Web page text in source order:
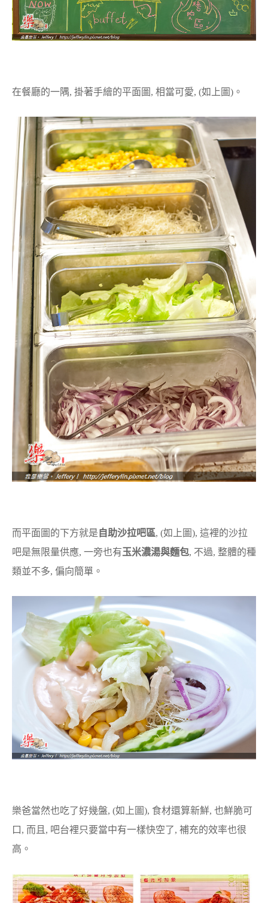
在餐廳的一隅, 掛著手繪的平面圖, 相當可愛, (如上圖)。
而平面圖的下方就是 自助沙拉吧區, (如上圖), 這裡的沙拉
吧是無限量供應, 一旁也有玉米濃湯與麵包, 不過, 整體的種
類並不多, 偏向簡單。
樂爸當然也吃了好幾盤, (如上圖), 食材還算新鮮, 也鮮脆可
口, 而且, 吧台裡只要當中有一樣快空了, 補充的效率也很
高。